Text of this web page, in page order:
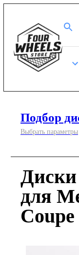
Подбор
Выбрать параметры
для
Coupe